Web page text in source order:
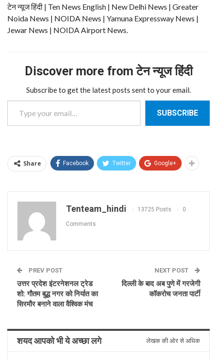
टेन न्यूज हिंदी | Ten News English | New Delhi News | Greater
Noida News | NOIDA News | Yamuna Expressway News |
Jewar News | NOIDA Airport News.
Discover more from टेन न्यूज हिंदी
Subscribe to get the latest posts sent to your email.
Type your email…
SUBSCRIBE
Share Facebook Twitter Google+
Tenteam_hindi 13725 Posts 0
Comments
PREV POST
उत्तर प्रदेश इंटरनेशनल ट्रेड
शो: गौतम बुद्ध नगर को निर्यात का
सिरमौर बनाने वाला वैश्विक मंच
NEXT POST
दिल्ली के बाद अब पुणे में गरजेगी
कॉकरोच जनता पार्टी
शयद आपको भी ये अच्छा लगे लेखक की ओर से अधिक